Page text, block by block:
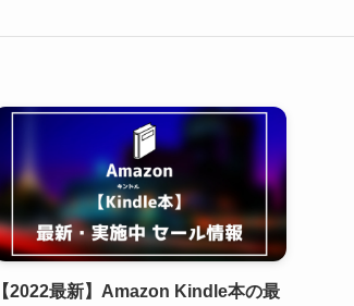
【2022最新】Amazon Kindle本の最